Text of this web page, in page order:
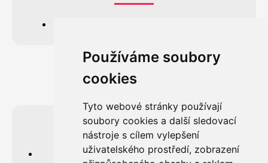
Používáme soubory
cookies
Tyto webové stránky používají
soubory cookies a další sledovací
nástroje s cílem vylepšení
uživatelského prostředí, zobrazení
ISO 9001:2015
3D LaserTec – ISO 9001_2015_CZ.pdf